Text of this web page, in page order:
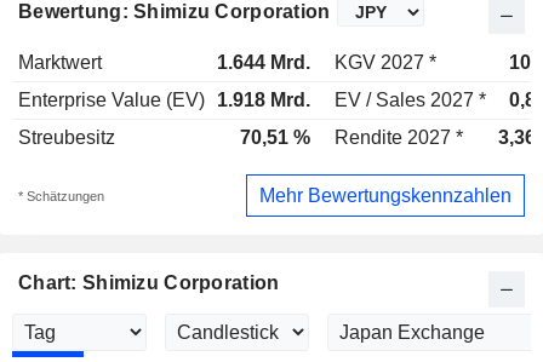
Bewertung: Shimizu Corporation
Marktwert 1.644 Mrd. KGV 2027 *
Enterprise Value (EV)
1.918 Mrd. EV / Sales 2027 *
Streubesitz
70,51 % Rendite 2027 * 3,36
* Schätzungen Mehr Bewertungskennzahlen
Chart: Shimizu Corporation